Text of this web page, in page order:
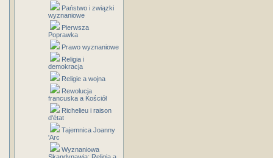
Państwo i związki
wyznaniowe
Pierwsza
Poprawka
Prawo wyznaniowe
Religia i
demokracja
Religie a wojna
Rewolucja
francuska a Kościół
Richelieu i raison
d'état
Tajemnica Joanny
'Arc
Wyznaniowa